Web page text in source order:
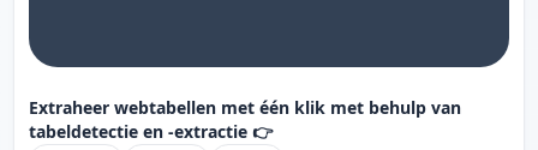
Extraheer webtabellen met één klik met behulp van
tabeldetectie en -extractie 👉